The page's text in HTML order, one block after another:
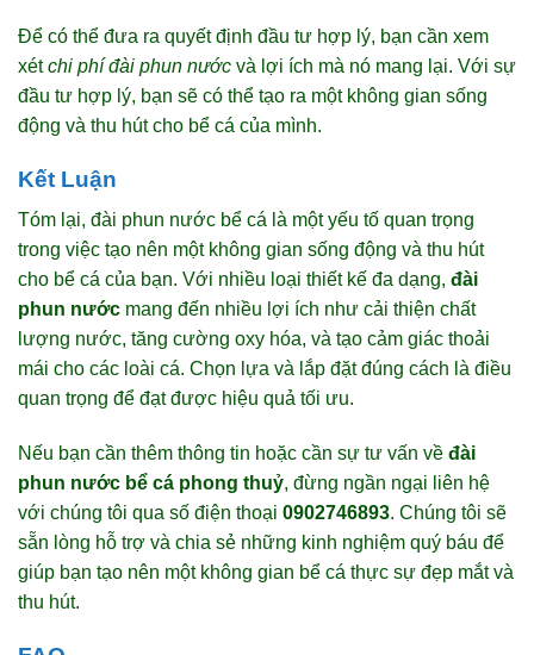
Để có thể đưa ra quyết định đầu tư hợp lý, bạn cần xem
xétchi phí đài phun nước và lợi ích mà nó mang lại. Với sự
đầu tư hợp lý, bạn sẽ có thể tạo ra một không gian sống
động và thu hút cho bể cá của mình.
Kết Luận
Tóm lại, đài phun nước bể cá là một yếu tố quan trọng
trong việc tạo nên một không gian sống động và thu hút
cho bể cá của bạn. Với nhiều loại thiết kế đa dạng, đài
phun nước mang đến nhiều lợi ích như cải thiện chất
lượng nước, tăng cường oxy hóa, và tạo cảm giác thoải
mái cho các loài cá. Chọn lựa và lắp đặt đúng cách là điều
quan trọng để đạt được hiệu quả tối ưu.
Nếu bạn cần thêm thông tin hoặc cần sự tư vấn về đài
phun nước bể cá phong thuỷ, đừng ngần ngại liên hệ
với chúng tôi qua số điện thoại 0902746893. Chúng tôi sẽ
sẵn lòng hỗ trợ và chia sẻ những kinh nghiệm quý báu để
giúp bạn tạo nên một không gian bể cá thực sự đẹp mắt và
thu hút.